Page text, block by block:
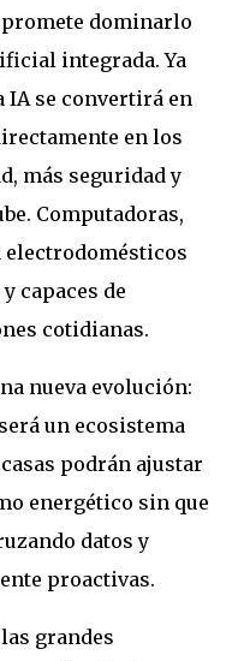
dominarlo
integrada. Ya
IA se convertirá en
en los
más seguridad y
Computadoras,
electrodomésticos
capaces de
cotidianas.
nueva evolución:
un ecosistema
podrán ajustar
energético sin que
datos y
proactivas.
grandes